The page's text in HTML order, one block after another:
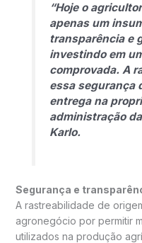
“Hoje o
apenas um
transparência e
investindo em
comprovada. A
essa segurança
entrega na
administração
Karlo.
Segurança e
A rastreabilidade de
agronegócio por permitir
utilizados na produção